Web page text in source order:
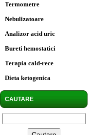
Termometre
Nebulizatoare
Analizor acid uric
Bureti hemostatici
Terapia cald-rece
Dieta ketogenica
CAUTARE